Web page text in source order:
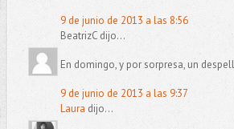
9 de junio de 2013 a las 8:56
BeatrizC dijo...
En domingo, y por sorpresa, un
9 de junio de 2013 a las 9:37
Laura dijo...